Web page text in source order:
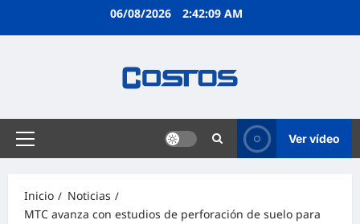
06/08/2026 2:42:10 AM
Ver vídeo
Inicio
Noticias
MTC avanza con estudios de perforación de suelo para